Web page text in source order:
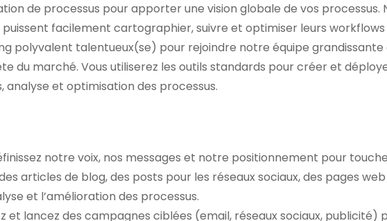
de processus pour apporter une vision globale de vos processus.
facilement cartographier, suivre et optimiser leurs
polyvalent talentueux(se) pour rejoindre notre équipe
du marché. Vous utiliserez les outils standards pour créer et
analyse et optimisation des processus.
notre voix, nos messages et notre positionnement pour
articles de blog, des posts pour les réseaux sociaux, des pages
et l’amélioration des processus.
et lancez des campagnes ciblées (email, réseaux sociaux, publicité)